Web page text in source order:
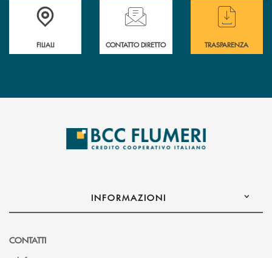
Trova la filiale più vicina a te
FILIALI
Hai bisogno di assistenza immediata ?
CONTATTO DIRETTO
Hai bisogno di
TRASPARENZA
INFORMAZIONI
CONTATTI